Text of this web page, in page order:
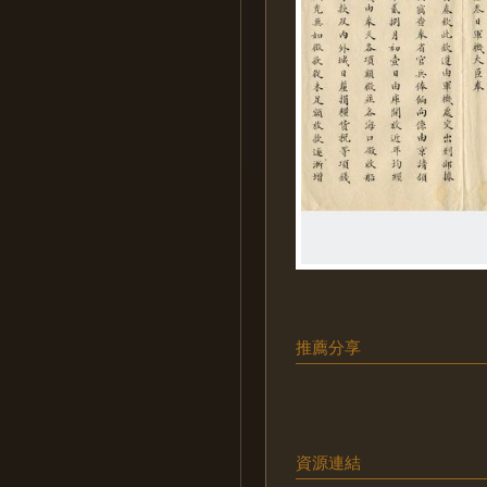
推薦分享
資源連結